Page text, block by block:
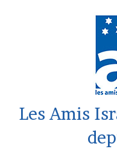
Les Amis